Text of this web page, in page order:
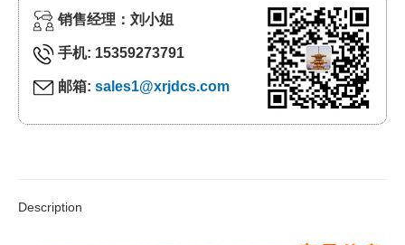
销售经理：刘小姐
手机: 15359273791
邮箱: sales1@xrjdcs.com
Description